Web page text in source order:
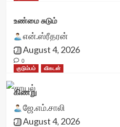
உண்மை சுடும்
என்.ஸ்ரீதரன்
August 4, 2026
0
குடும்பம்
விகடன்
கிணறு
ஜே.எம்.சாலி
August 4, 2026